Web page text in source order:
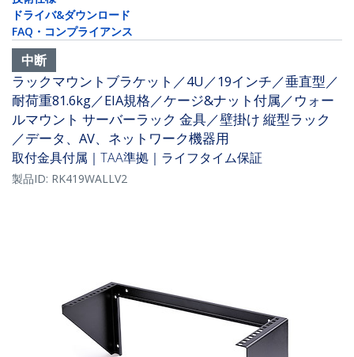
ドライバ&ダウンロード
FAQ・コンプライアンス
中断
ラックマウントブラケット／4U／19インチ／垂直型／
耐荷重81.6kg／EIA規格／ケージ&ナット付属／ウォー
ルマウント サーバーラック 金具／壁掛け 縦型ラック
／データ、AV、ネットワーク機器用
取付金具付属｜TAA準拠｜ライフタイム保証
製品ID: RK419WALLV2